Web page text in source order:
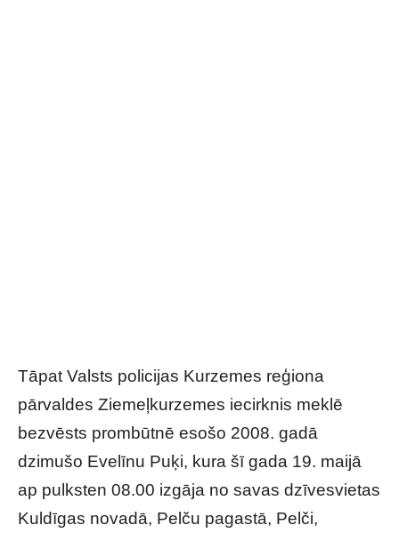
Tāpat Valsts policijas Kurzemes reģiona
pārvaldes Ziemeļkurzemes iecirknis meklē
bezvēsts prombūtnē esošo 2008. gadā
dzimušo Evelīnu Puķi, kura šī gada 19. maijā
ap pulksten 08.00 izgāja no savas dzīvesvietas
Kuldīgas novadā, Pelču pagastā, Pelči,